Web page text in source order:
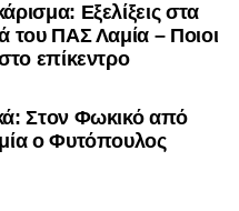
Εξελίξεις στα
του ΠΑΣ Λαμία – Ποιοι
επίκεντρο
Στον Φωκικό από
ο Φυτόπουλος